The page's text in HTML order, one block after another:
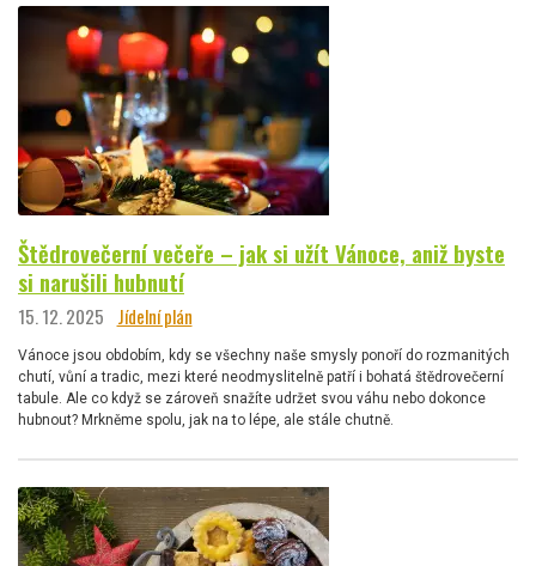
Štědrovečerní večeře – jak si užít Vánoce, aniž byste
si narušili hubnutí
15. 12. 2025 Jídelní plán
Vánoce jsou obdobím, kdy se všechny naše smysly ponoří do rozmanitých
chutí, vůní a tradic, mezi které neodmyslitelně patří i bohatá štědrovečerní
tabule. Ale co když se zároveň snažíte udržet svou váhu nebo dokonce
hubnout? Mrkněme spolu, jak na to lépe, ale stále chutně.